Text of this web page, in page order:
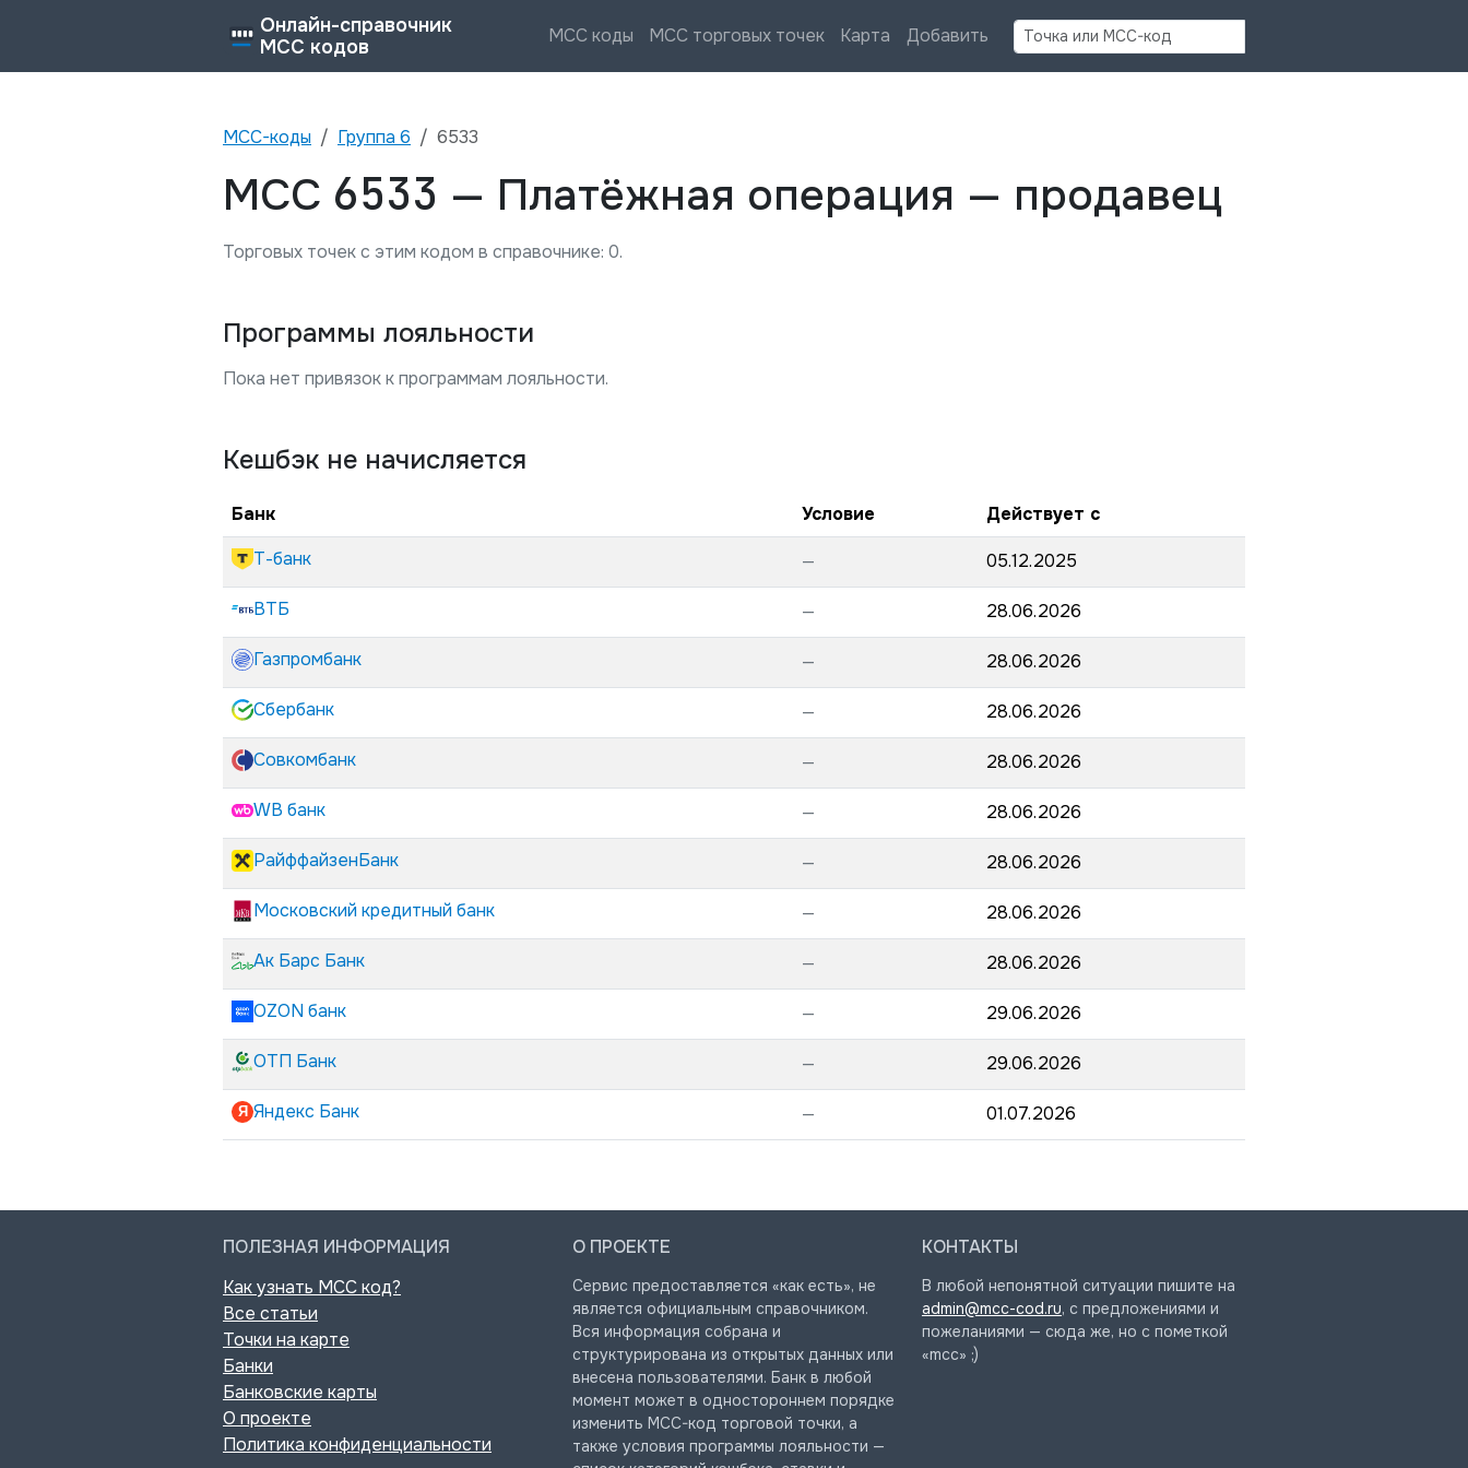
Онлайн-справочник
MCC кодов
MCC коды MCC торговых точек Карта Добавить Найти
MCC-коды Группа 6 6533
MCC 6533 — Платёжная операция — продавец
Торговых точек с этим кодом в справочнике: 0.
Программы лояльности
Пока нет привязок к программам лояльности.
Кешбэк не начисляется
Банк Условие
Действует с
Т-банк
— 05.12.2025
ВТБ — 28.06.2026
Газпромбанк — 28.06.2026
Сбербанк — 28.06.2026
Совкомбанк — 28.06.2026
WB банк — 28.06.2026
РайффайзенБанк — 28.06.2026
Московский кредитный банк — 28.06.2026
Ак Барс Банк — 28.06.2026
OZON банк — 29.06.2026
ОТП Банк — 29.06.2026
Яндекс Банк — 01.07.2026
ПОЛЕЗНАЯ ИНФОРМАЦИЯ
Как узнать MCC код?
Все статьи
Точки на карте
Банки
Банковские карты
О проекте
Политика конфиденциальности
О ПРОЕКТЕ
Сервис предоставляется «как есть», не
является официальным справочником.
Вся информация собрана и
структурирована из открытых данных или
внесена пользователями. Банк в любой
момент может в одностороннем порядке
изменить MCC-код торговой точки, а
также условия программы лояльности —
КОНТАКТЫ
В любой непонятной ситуации пишите на
admin@mcc-cod.ru, с предложениями и
пожеланиями — сюда же, но с пометкой
«mcc» ;)